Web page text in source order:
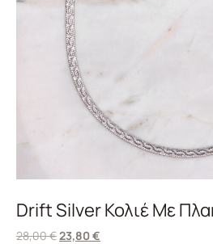
Drift Silver Κολιέ Με
28,00€23,80€